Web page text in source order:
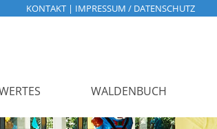
KONTAKT | IMPRESSUM / DATENSCHUTZ
WALDENBUCH